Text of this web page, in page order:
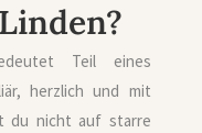
Teil eines
herzlich und mit
du nicht auf starre